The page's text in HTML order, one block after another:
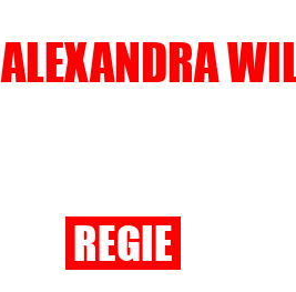
ALEXANDRA
REGIE